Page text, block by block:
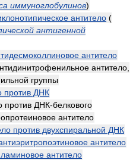
иммуноглобулинов)
антитело (
антигенной
антитело
антитело,
группы
против ДНК
против ДНК-белкового
антитело
против двухспиральной ДНК
антитело
антитело